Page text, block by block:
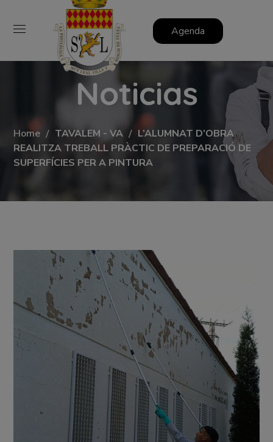
Agenda
Noticias
Home TAVALEM - VA
L’ALUMNAT D’OBRA
REALITZA TREBALL PRÀCTIC DE PREPARACIÓ DE
SUPERFÍCIES PER A PINTURA